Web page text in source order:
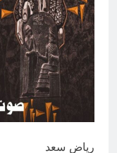
رياض سعد